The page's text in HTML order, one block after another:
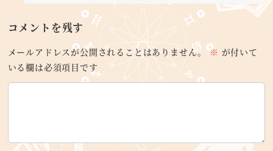
コメントを残す
メールアドレスが公開されることはありません。 ※ が付いて
いる欄は必須項目です